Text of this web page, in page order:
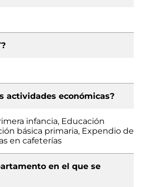
actividades económicas?
infancia, Educación
básica primaria, Expendio de
en cafeterías
en el que se